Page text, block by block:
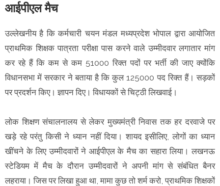
आईपीएल मैच
उल्लेखनीय है कि कर्मचारी चयन मंडल मध्यप्रदेश भोपाल द्वारा आयोजित
प्राथमिक शिक्षक पात्रता परीक्षा पास करने वाले उम्मीदवार लगातार मांग
कर रहे हैं कि कम से कम 51000 रिक्त पदों पर भर्ती की जाए क्योंकि
विधानसभा में सरकार ने बताया है कि कुल 125000 पद रिक्त हैं। सड़कों
पर प्रदर्शन किए। ज्ञापन दिए। विधायकों से चिट्ठी लिखवाई।
लोक शिक्षण संचालनालय से लेकर मुख्यमंत्री निवास तक हर दरवाजे पर
खड़े रहे परंतु किसी ने ध्यान नहीं दिया। शायद इसीलिए, लोगों का ध्यान
खींचने के लिए उम्मीदवारों ने आईपीएल के मैच का सहारा लिया। लखनऊ
स्टेडियम में मैच के दौरान उम्मीदवारों ने अपनी मांग से संबंधित बैनर
लहराया। जिस पर लिखा हुआ था, मामा कुछ तो शर्म करो, प्राथमिक शिक्षकों